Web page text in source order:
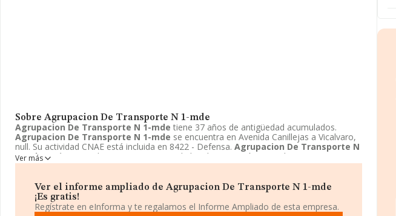
Sobre Agrupacion De Transporte N 1-mde
Agrupacion De Transporte N 1-mde tiene 37 años de antigüedad acumulados.
Agrupacion De Transporte N 1-mde se encuentra en Avenida Canillejas a Vicalvaro,
null. Su actividad CNAE está incluida en 8422 - Defensa. Agrupacion De Transporte N
1-mdeestá registrada como Organismo de la administración central.
Ver más
Ver el informe ampliado de Agrupacion De Transporte N 1-mde
¡Es gratis!
Regístrate en eInforma y te regalamos el Informe Ampliado de esta empresa.